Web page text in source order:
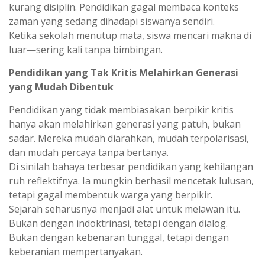
kurang disiplin. Pendidikan gagal membaca konteks
zaman yang sedang dihadapi siswanya sendiri.
Ketika sekolah menutup mata, siswa mencari makna di
luar—sering kali tanpa bimbingan.
Pendidikan yang Tak Kritis Melahirkan Generasi
yang Mudah Dibentuk
Pendidikan yang tidak membiasakan berpikir kritis
hanya akan melahirkan generasi yang patuh, bukan
sadar. Mereka mudah diarahkan, mudah terpolarisasi,
dan mudah percaya tanpa bertanya.
Di sinilah bahaya terbesar pendidikan yang kehilangan
ruh reflektifnya. Ia mungkin berhasil mencetak lulusan,
tetapi gagal membentuk warga yang berpikir.
Sejarah seharusnya menjadi alat untuk melawan itu.
Bukan dengan indoktrinasi, tetapi dengan dialog.
Bukan dengan kebenaran tunggal, tetapi dengan
keberanian mempertanyakan.